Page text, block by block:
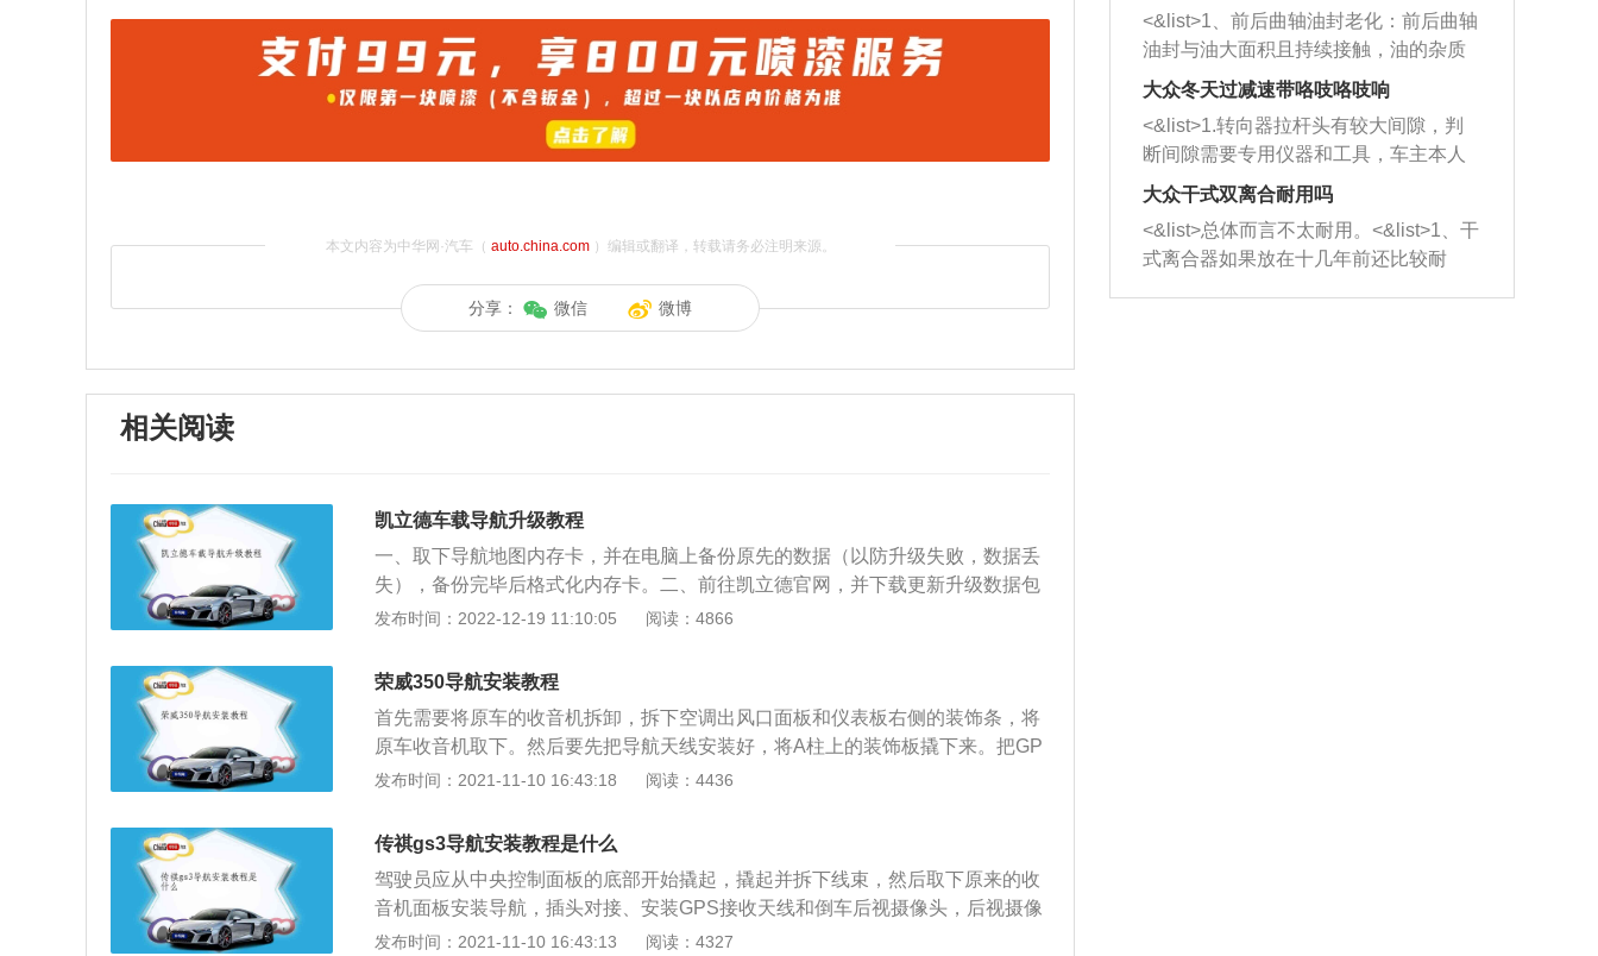
本文内容为中华网·汽车（ auto.china.com）编辑或翻译，转载请务必注明来源。
分享： 微信 微博
相关阅读
凯立德车载导航升级教程
一、取下导航地图内存卡，并在电脑上备份原先的数据（以防升级失败，数据丢
失），备份完毕后格式化内存卡。二、前往凯立德官网，并下载更新升级数据包
（确保数据保存在内存卡根目录中）。三、将内存卡装回导航系统中并开机，此
建设的步伐，实时道路情况也一直在发生变动，所以，一般在车载导航中，便需
要定期的升级地图。如果车主朋友们对自己升级不放心的话，还可以使用凯立德
提供的的门店升级或者寄卡升级等方式。还可以在线下载升级包括网页升级、工
具升级（导航助手）。登记导航设备，点击在页面导航栏选择“地图升级”，选择
升级方式一“网页升级“，点击“开始升级”。若为首次登记导航设备，请在列表中填
设备后，可以开始使用自助升级。如果登记了多个导航设备，请选择需要升级的
导航设备。可以进入“用户中心”-“我的导航设备”进行设备信息管理。凯立德导航
一般只提供一年的免费升级服务，当用户使用时间超过一年之后，若想升级便需
发布时间：2022-12-19 11:10:05 阅读：4866
荣威350导航安装教程
首先需要将原车的收音机拆卸，拆下空调出风口面板和仪表板右侧的装饰条，将
原车收音机取下。然后要先把导航天线安装好，将A柱上的装饰板撬下来。把GP
S天线贴在A柱上的合适位置，之后把A柱固定好。然后将原车USB、AUX线分别
一种具有GPS全球卫星定位系统功能的设计，其主要作用是让驾驶者在驾驶汽车
时随时随地知晓自己的确切位置，并根据始发地与目的地位驾驶者规划出最快最
便捷最短的路线。车载导航功能的使用方法也是很简单的，只需要在导航中输入
始发地（有时不需要输入始发地，因为系统会自动定位）和目的地，导航便会自
动为规划出合适的驾驶路线。有了导航的存在，驾驶者再也不用担心会迷路，也
发布时间：2021-11-10 16:43:18 阅读：4436
传祺gs3导航安装教程是什么
驾驶员应从中央控制面板的底部开始撬起，撬起并拆下线束，然后取下原来的收
音机面板安装导航，插头对接、安装GPS接收天线和倒车后视摄像头，后视摄像
头线束将沿着门侧橡胶条排到后排，后排将倒转并传递到后备箱，将后视摄像头
发布时间：2021-11-10 16:43:13 阅读：4327
西取出来。但如果是因为积碳过多引起
的堵塞，就需要将三元催化器泡在草酸
洗剂对堵塞的情况得到解决，将清洗剂
放在燃油箱中，与燃油混合后，车辆启
动时，就可以和汽油一起进入到燃烧
室，最后形成废气排出，就可以让三元
催化器得到清洗，排气管堵塞的情况就
能够得到解决。
一圈半的练习，往右同样也要打相同的
圈数。 <&list>3、最后强调要反复练
习，这样就可以形成肌肉记忆，在真实
驾驶车辆时，不需要记忆也能打好方
向。
<&list>1、前后曲轴油封老化：前后曲轴
油封与油大面积且持续接触，油的杂质
和发动机内持续温度变化使其密封效果
逐渐减弱，导致渗油或漏油。<&list>2、
活塞间隙过大：积碳会使活塞环与缸体
的间隙扩大，导致机油流入燃烧室中，
造成烧机油。<&list>3、机油粘度。使用
机油粘度过小的话，同样会有烧机油现
象，机油粘度过小具有很好的流动性，
大众冬天过减速带咯吱咯吱响
<&list>1.转向器拉杆头有较大间隙，判
断间隙需要专用仪器和工具，车主本人
无法制作，需要将车辆送到修理厂或4s
店；<&list>2.车辆半轴套管防尘罩破
裂，破裂后会出现漏油现象，使半轴磨
损严重，磨损的半轴容易损坏，产生异
响；<&list>3.稳定器的转向胶套和球头
大众干式双离合耐用吗
<&list>总体而言不太耐用。<&list>1、干
式离合器如果放在十几年前还比较耐